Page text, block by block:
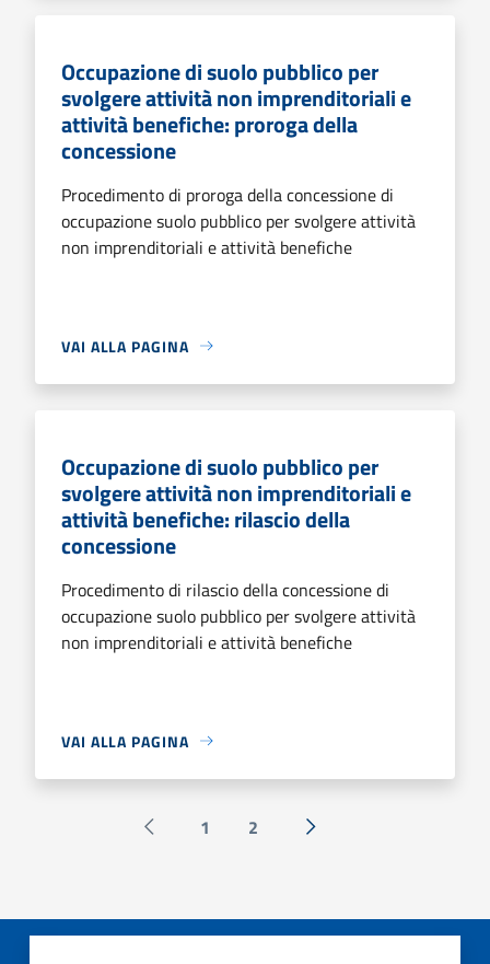
Occupazione di suolo pubblico per
svolgere attività non imprenditoriali e
attività benefiche: proroga della
concessione
Procedimento di proroga della concessione di
occupazione suolo pubblico per svolgere attività
non imprenditoriali e attività benefiche
VAI ALLA PAGINA
Occupazione di suolo pubblico per
svolgere attività non imprenditoriali e
attività benefiche: rilascio della
concessione
Procedimento di rilascio della concessione di
occupazione suolo pubblico per svolgere attività
non imprenditoriali e attività benefiche
VAI ALLA PAGINA
Pagina precedente
1 2 Successiva »